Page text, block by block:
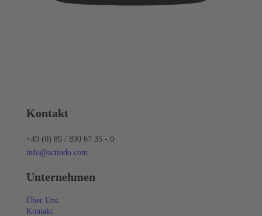
Kontakt
+49 (0) 89 / 890 67 35 - 0
info@actindo.com
Unternehmen
Über Uns
Kontakt